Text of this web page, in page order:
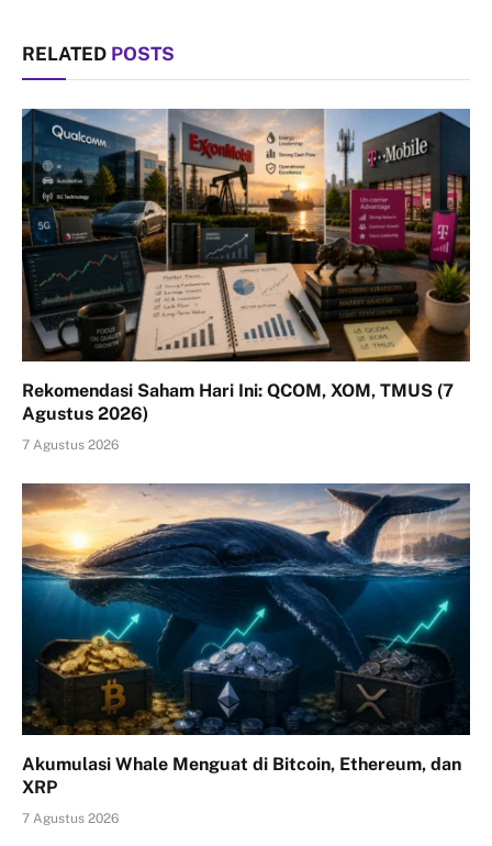
RELATED POSTS
Rekomendasi Saham Hari Ini: QCOM, XOM, TMUS (7
Agustus 2026)
7 Agustus 2026
Akumulasi Whale Menguat di Bitcoin, Ethereum, dan
XRP
7 Agustus 2026